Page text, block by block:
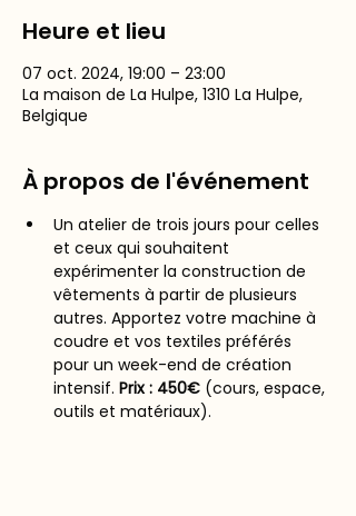
Heure et lieu
07 oct. 2024, 19:00 – 23:00
La maison de La Hulpe, 1310 La Hulpe,
Belgique
À propos de l'événement
Un atelier de trois jours pour celles
et ceux qui souhaitent
expérimenter la construction de
vêtements à partir de plusieurs
autres. Apportez votre machine à
coudre et vos textiles préférés
pour un week-end de création
intensif. Prix : 450€ (cours, espace,
outils et matériaux).